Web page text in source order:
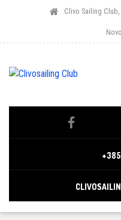
Clivo Sailing Club,